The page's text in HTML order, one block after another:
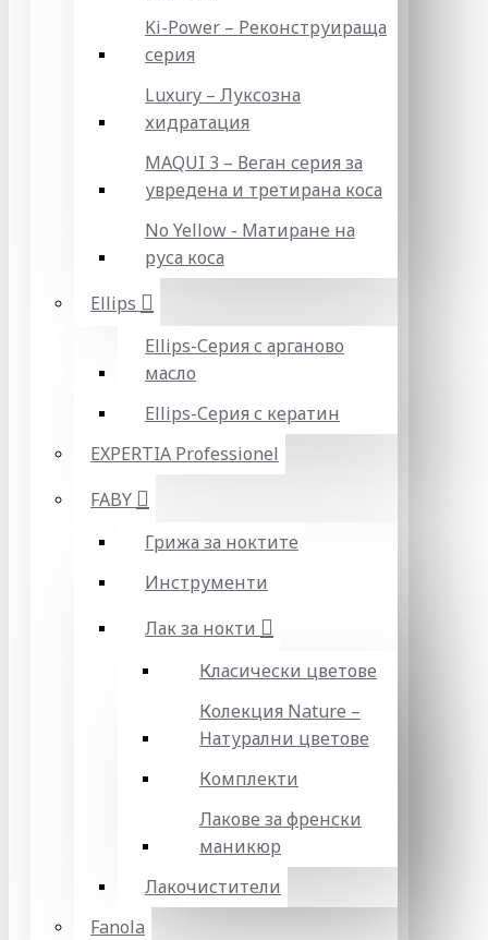
Ki-Power – Реконструираща
серия
Luxury – Луксозна
хидратация
MAQUI 3 – Веган серия за
увредена и третирана коса
No Yellow - Матиране на
руса коса
Ellips
Ellips-Серия с арганово
масло
Ellips-Серия с кератин
EXPERTIA Professionel
FABY
Грижа за ноктите
Инструменти
Лак за нокти
Класически цветове
Колекция Nature –
Натурални цветове
Комплекти
Лакове за френски
маникюр
Лакочистители
Fanola